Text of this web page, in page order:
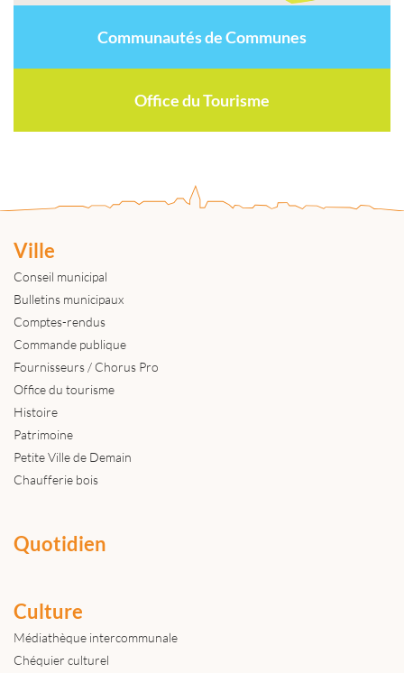
Communautés de Communes
Office du Tourisme
Ville
Conseil municipal
Bulletins municipaux
Comptes-rendus
Commande publique
Fournisseurs / Chorus Pro
Office du tourisme
Histoire
Patrimoine
Petite Ville de Demain
Chaufferie bois
Quotidien
Culture
Médiathèque intercommunale
Chéquier culturel